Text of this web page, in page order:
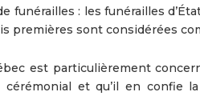
funérailles : les funérailles
premières sont considérées
est particulièrement
cérémonial et qu’il en confie